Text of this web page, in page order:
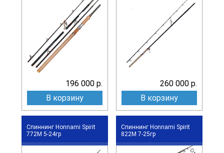
196 000 р.
В корзину
260 000 р.
В корзину
Спиннинг Honnami Spirit
772M 5-24гр
Спиннинг Honnami Spirit
822M 7-25гр